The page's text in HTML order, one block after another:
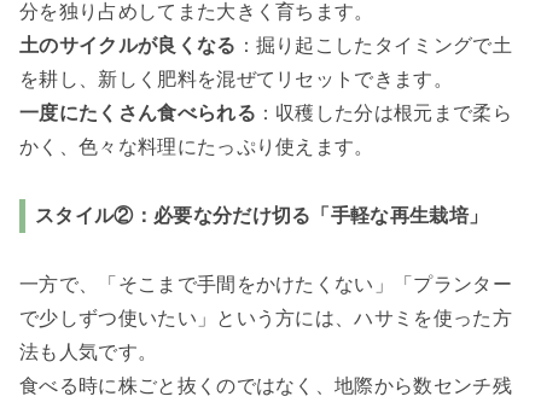
分を独り占めしてまた大きく育ちます。
土のサイクルが良くなる ：掘り起こしたタイミングで土
を耕し、新しく肥料を混ぜてリセットできます。
一度にたくさん食べられる ：収穫した分は根元まで柔ら
かく、色々な料理にたっぷり使えます。
スタイル②：必要な分だけ切る「手軽な再生栽培」
一方で、「そこまで手間をかけたくない」「プランター
で少しずつ使いたい」という方には、ハサミを使った方
法も人気です。
食べる時に株ごと抜くのではなく、地際から数センチ残